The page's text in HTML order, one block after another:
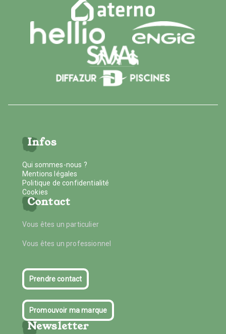
Infos
Qui sommes-nous ?
Mentions légales
Politique de confidentialité
Cookies
Contact
Vous êtes un particulier
Vous êtes un professionnel
Prendre contact
Promouvoir ma marque
Newsletter